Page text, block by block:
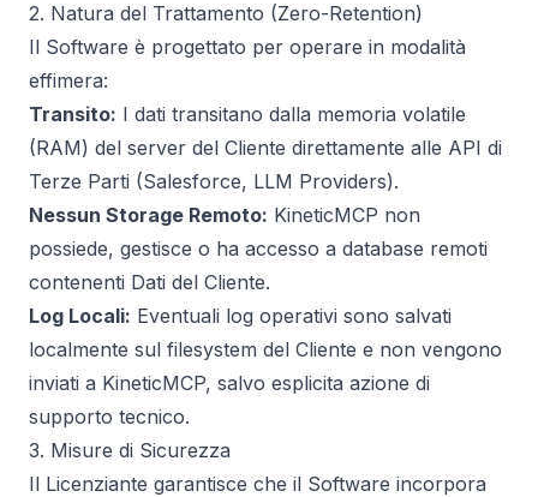
2. Natura del Trattamento (Zero-Retention)
Il Software è progettato per operare in modalità
effimera:
Transito: I dati transitano dalla memoria volatile
(RAM) del server del Cliente direttamente alle API di
Terze Parti (Salesforce, LLM Providers).
Nessun Storage Remoto: KineticMCP non
possiede, gestisce o ha accesso a database remoti
contenenti Dati del Cliente.
Log Locali: Eventuali log operativi sono salvati
localmente sul filesystem del Cliente e non vengono
inviati a KineticMCP, salvo esplicita azione di
supporto tecnico.
3. Misure di Sicurezza
Il Licenziante garantisce che il Software incorpora